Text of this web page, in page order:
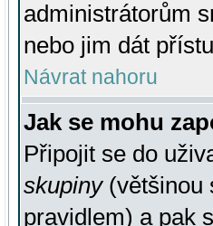
administrátorům
nebo jim dát
Návrat nahoru
Jak se mohu
Připojit se do
skupiny(většinou
pravidlem) a pak